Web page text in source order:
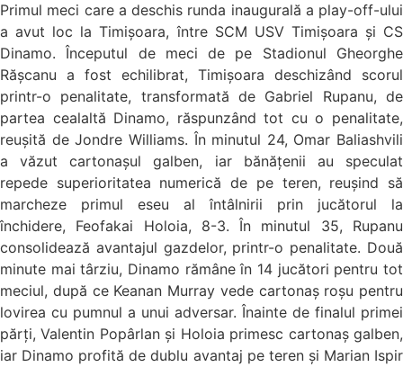
Primul meci care a deschis runda inaugurală a play-off-ului
a avut loc la Timișoara, între SCM USV Timișoara și CS
Dinamo. Începutul de meci de pe Stadionul Gheorghe
Rășcanu a fost echilibrat, Timișoara deschizând scorul
printr-o penalitate, transformată de Gabriel Rupanu, de
partea cealaltă Dinamo, răspunzând tot cu o penalitate,
reușită de Jondre Williams. În minutul 24, Omar Baliashvili
a văzut cartonașul galben, iar bănățenii au speculat
repede superioritatea numerică de pe teren, reușind să
marcheze primul eseu al întâlnirii prin jucătorul la
închidere, Feofakai Holoia, 8-3. În minutul 35, Rupanu
consolidează avantajul gazdelor, printr-o penalitate. Două
minute mai târziu, Dinamo rămâne în 14 jucători pentru tot
meciul, după ce Keanan Murray vede cartonaș roșu pentru
lovirea cu pumnul a unui adversar. Înainte de finalul primei
părți, Valentin Popârlan și Holoia primesc cartonaș galben,
iar Dinamo profită de dublu avantaj pe teren și Marian Ispir